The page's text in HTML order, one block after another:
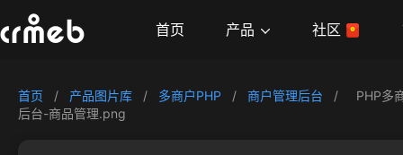
首页 产品 社区
首页 / 产品图片库 / 多商户PHP / 商户管理后台 /
PHP多
后台-商品管理.png